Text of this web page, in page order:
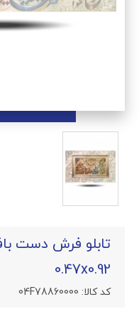
تابلو فرش دست
0.47x0.92
کد کالا: 04F78860000